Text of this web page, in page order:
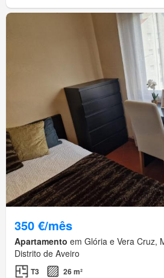
350 €/mês
Apartamento em Glória e Vera Cruz,
Distrito de Aveiro
T3
26 m²